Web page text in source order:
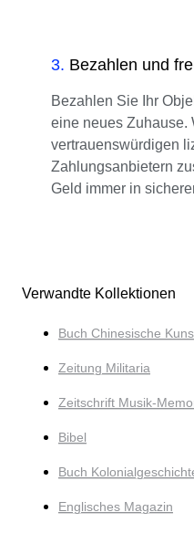
3. Bezahlen und
Bezahlen Sie Ihr
eine neues Zuhause.
vertrauenswürdigen
Zahlungsanbietern
Geld immer in
Verwandte Kollektionen
Buch Chinesische
Zeitung Militaria
Zeitschrift Musik-
Bibel
Buch
Englisches Magazin